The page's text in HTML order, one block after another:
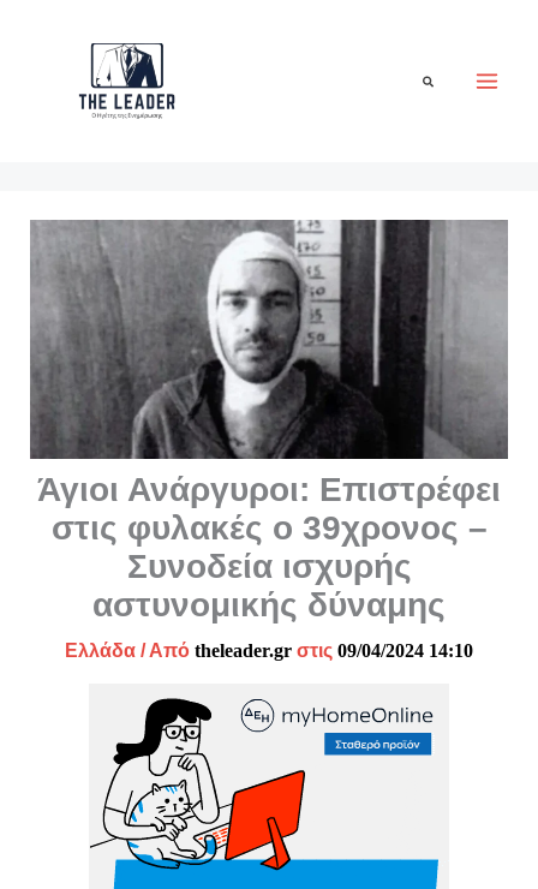
Αναζήτηση
Άγιοι Ανάργυροι: Επιστρέφει
στις φυλακές ο 39χρονος –
Συνοδεία ισχυρής
αστυνομικής δύναμης
Ελλάδα / Από theleader.gr στις 09/04/2024 14:10